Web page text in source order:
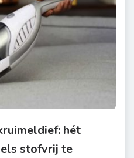
hét
stofvrij te